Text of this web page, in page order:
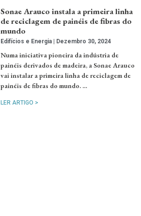
Sonae Arauco instala a primeira linha
de reciclagem de painéis de fibras do
mundo
Edifícios e Energia Dezembro 30, 2024
Numa iniciativa pioneira da indústria de
painéis derivados de madeira, a Sonae Arauco
vai instalar a primeira linha de reciclagem de
painéis de fibras do mundo. …
LER ARTIGO >